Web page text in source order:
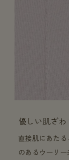
優しい肌ざわ
直接肌にあた
のあるウーリ